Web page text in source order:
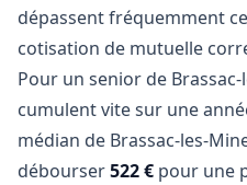
dépassent fréquemment
cotisation de mutuelle
Pour un senior de
cumulent vite sur une
médian de Brassac-les-
débourser522 € pour une